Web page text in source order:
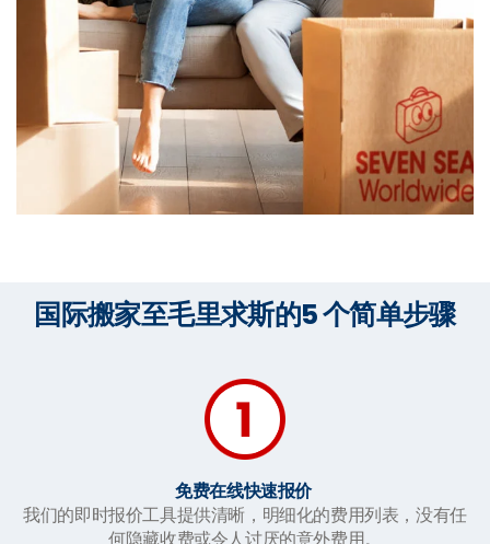
国际搬家至毛里求斯的5 个简单步骤
免费在线快速报价
我们的即时报价工具提供清晰，明细化的费用列表，没有任